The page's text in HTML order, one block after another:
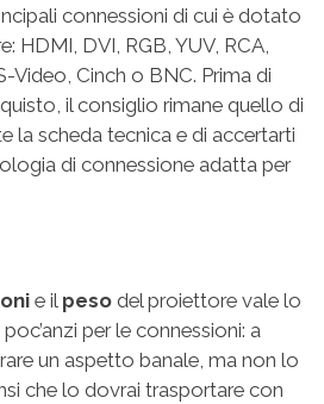
connessioni di cui è dotato
HDMI, DVI, RGB, YUV, RCA,
Video, Cinch o BNC. Prima di
il consiglio rimane quello di
la scheda tecnica e di accertarti
di connessione adatta per
e il peso del proiettore vale lo
per le connessioni: a
un aspetto banale, ma non lo
che lo dovrai trasportare con